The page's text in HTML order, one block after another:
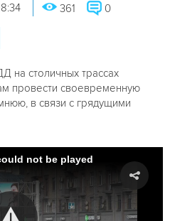
361 0
на столичных трассах
провести своевременную
в связи с грядущими
not be played